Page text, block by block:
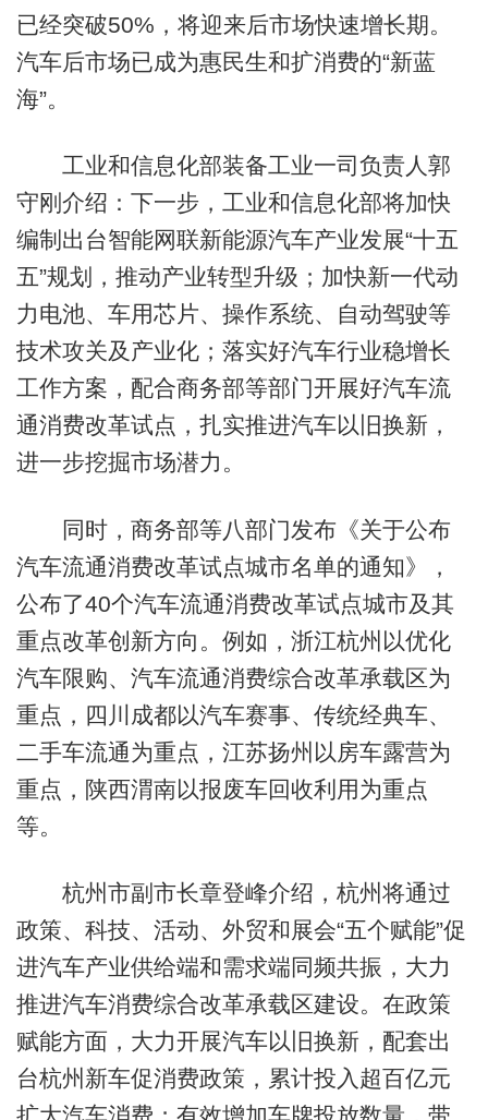
已经突破50%，将迎来后市场快速增长期。
汽车后市场已成为惠民生和扩消费的“新蓝
海”。
工业和信息化部装备工业一司负责人郭
守刚介绍：下一步，工业和信息化部将加快
编制出台智能网联新能源汽车产业发展“十五
五”规划，推动产业转型升级；加快新一代动
力电池、车用芯片、操作系统、自动驾驶等
技术攻关及产业化；落实好汽车行业稳增长
工作方案，配合商务部等部门开展好汽车流
通消费改革试点，扎实推进汽车以旧换新，
进一步挖掘市场潜力。
同时，商务部等八部门发布《关于公布
汽车流通消费改革试点城市名单的通知》，
公布了40个汽车流通消费改革试点城市及其
重点改革创新方向。例如，浙江杭州以优化
汽车限购、汽车流通消费综合改革承载区为
重点，四川成都以汽车赛事、传统经典车、
二手车流通为重点，江苏扬州以房车露营为
重点，陕西渭南以报废车回收利用为重点
等。
杭州市副市长章登峰介绍，杭州将通过
政策、科技、活动、外贸和展会“五个赋能”促
进汽车产业供给端和需求端同频共振，大力
推进汽车消费综合改革承载区建设。在政策
赋能方面，大力开展汽车以旧换新，配套出
台杭州新车促消费政策，累计投入超百亿元